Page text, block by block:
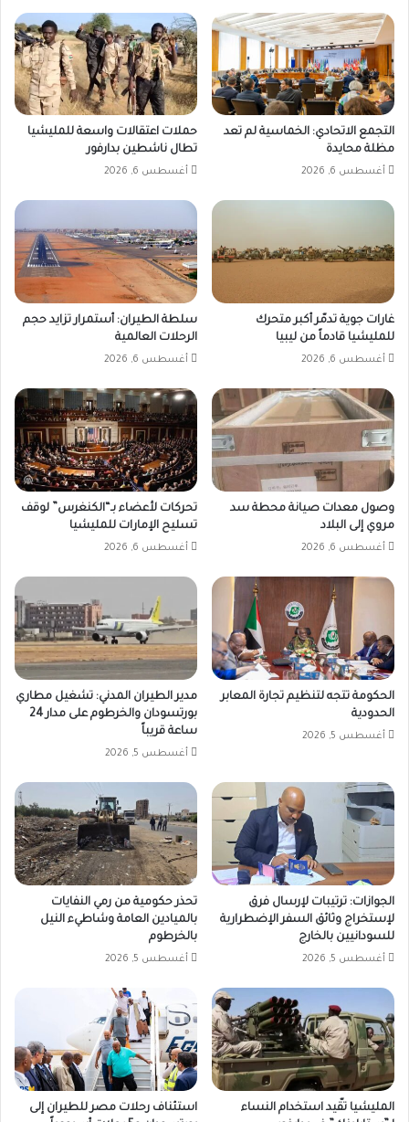
التجمع الاتحادي: الخماسية لم تعد
مظلة محايدة
أغسطس 6, 2026
حملات اعتقالات واسعة للمليشيا
تطال ناشطين بدارفور
أغسطس 6, 2026
غارات جوية تدمّر أكبر متحرك
للمليشيا قادماً من ليبيا
أغسطس 6, 2026
سلطة الطيران: أستمرار تزايد حجم
الرحلات العالمية
أغسطس 6, 2026
وصول معدات صيانة محطة سد
مروي إلى البلاد
أغسطس 6, 2026
تحركات لأعضاء بـ“الكنغرس” لوقف
تسليح الإمارات للمليشيا
أغسطس 6, 2026
الحكومة تتجه لتنظيم تجارة المعابر
الحدودية
أغسطس 5, 2026
مدير الطيران المدني: تشغيل مطاري
بورتسودان والخرطوم على مدار 24
ساعة قريباً
أغسطس 5, 2026
الجوازات: ترتيبات لإرسال فرق
لإستخراج وثائق السفر الإضطرارية
للسودانيين بالخارج
أغسطس 5, 2026
تحذر حكومية من رمي النفايات
بالميادين العامة وشاطيء النيل
بالخرطوم
أغسطس 5, 2026
المليشيا تقّيد استخدام النساء
استئناف رحلات مصر للطيران إلى